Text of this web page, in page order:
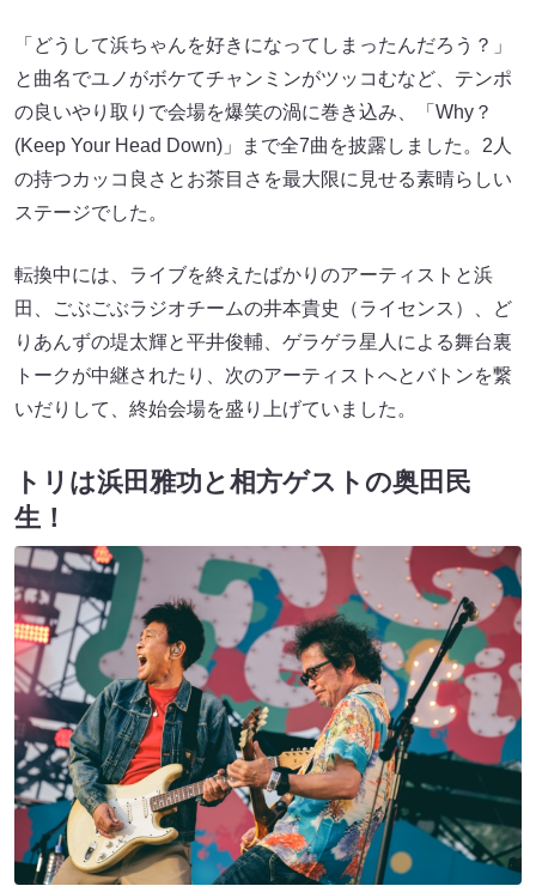
「どうして浜ちゃんを好きになってしまったんだろう？」
と曲名でユノがボケてチャンミンがツッコむなど、テンポ
の良いやり取りで会場を爆笑の渦に巻き込み、「Why？
(Keep Your Head Down)」まで全7曲を披露しました。2人
の持つカッコ良さとお茶目さを最大限に見せる素晴らしい
ステージでした。
転換中には、ライブを終えたばかりのアーティストと浜
田、ごぶごぶラジオチームの井本貴史（ライセンス）、ど
りあんずの堤太輝と平井俊輔、ゲラゲラ星人による舞台裏
トークが中継されたり、次のアーティストへとバトンを繋
いだりして、終始会場を盛り上げていました。
トリは浜田雅功と相方ゲストの奥田民
生！